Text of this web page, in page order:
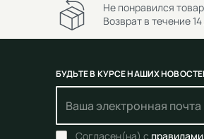
Не понравился
Возврат в течение
БУДЬТЕ В КУРСЕ НАШИХ
Согласен(на) с